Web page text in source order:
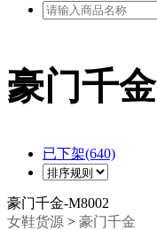
豪门千金
已下架(640)
豪门千金-M8002
女鞋货源 > 豪门千金